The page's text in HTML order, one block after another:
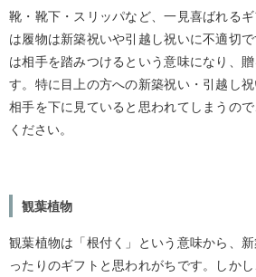
靴・靴下・スリッパなど、一見喜ばれる
は履物は新築祝いや引越し祝いに不適切
は相手を踏みつけるという意味になり、
す。特に目上の方への新築祝い・引越し祝
相手を下に見ていると思われてしまうの
ください。
観葉植物
観葉植物は「根付く」という意味から、
ったりのギフトと思われがちです。しか